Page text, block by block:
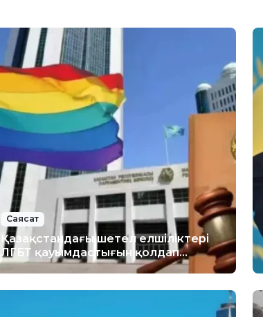
Саясат
Қазақстандағы шетел елшіліктері
ЛГБТ қауымдастығын қолдап
мәлімдеме жасады